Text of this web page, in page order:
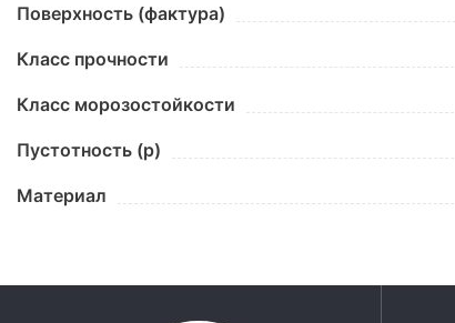
Поверхность (фактура)
Класс прочности
Класс морозостойкости
Пустотность (p)
Материал